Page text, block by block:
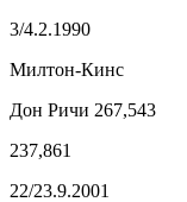
3/4.2.1990
Милтон-Кинс
Дон Ричи 267,543
237,861
22/23.9.2001